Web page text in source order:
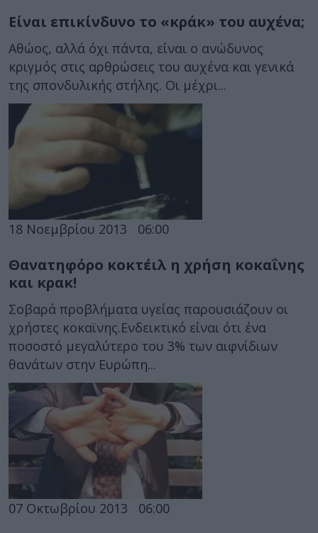
Είναι επικίνδυνο το «κράκ» του αυχένα;
Αθώος, αλλά όχι πάντα, είναι ο ανώδυνος
κριγμός στις αρθρώσεις του αυχένα και γενικά
της σπονδυλικής στήλης. Οι μέχρι...
18 Νοεμβρίου 2013 06:00
Θανατηφόρο κοκτέιλ η χρήση κοκαΐνης
και κρακ!
Σοβαρά προβλήματα υγείας παρουσιάζουν οι
χρήστες κοκαϊνης.Ενδεικτικό είναι ότι ένα
ποσοστό μεγαλύτερο του 3% των αιφνίδιων
θανάτων στην Ευρώπη...
07 Οκτωβρίου 2013 06:00